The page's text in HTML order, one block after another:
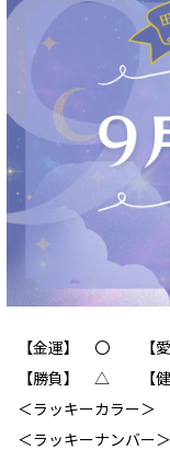
【金運】 〇 【
【勝負】 △ 【
＜ラッキーカラー＞
＜ラッキーナンバー